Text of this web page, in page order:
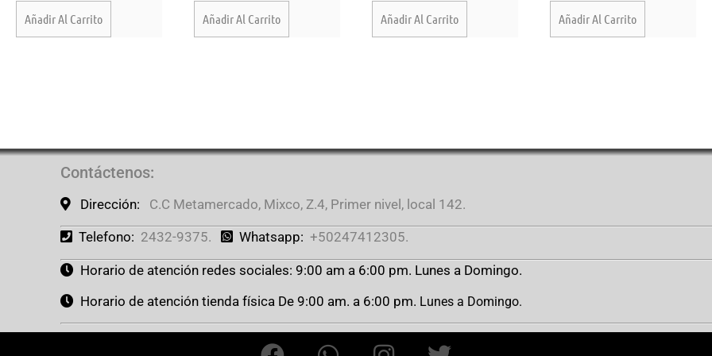
Añadir Al Carrito Añadir Al Carrito Añadir Al Carrito Añadir Al Carrito
Contáctenos:
Dirección: C.C Metamercado, Mixco, Z.4, Primer nivel, local 142.
Telefono: 2432-9375. Whatsapp: +50247412305.
Horario de atención redes sociales: 9:00 am a 6:00 pm. Lunes a Domingo.
Horario de atención tienda física De 9:00 am. a 6:00 pm. Lunes a Domingo.